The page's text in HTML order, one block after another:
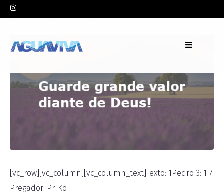
InPr. Ko Leave a comment
[vc_row][vc_column][vc_column_text]Texto: 1Pedro 3: 1-7
Pregador: Pr. Ko